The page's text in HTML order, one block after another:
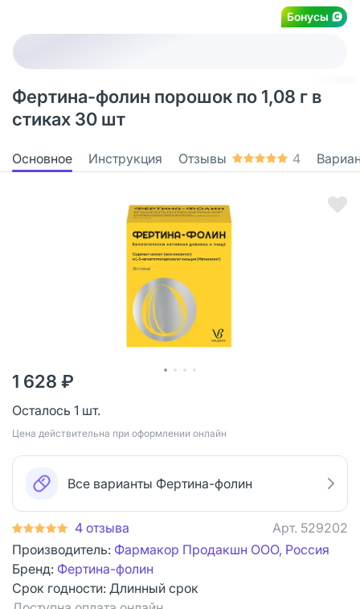
Бонусы
Фертина-фолин порошок по 1,08 г в
стиках 30 шт
Основное Инструкция Отзывы 4
1 628 ₽
Осталось 1 шт.
Цена действительна при оформлении онлайн
Все варианты Фертина-фолин
4 отзыва Арт. 529202
Производитель: Фармакор Продакшн ООО, Россия
Бренд: Фертина-фолин
Срок годности: Длинный срок